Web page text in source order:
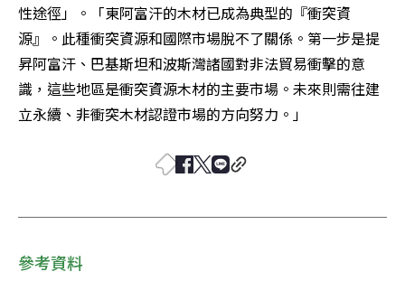
性途徑」。「東阿富汗的木材已成為典型的『衝突資
源』。此種衝突資源和國際市場脫不了關係。第一步是提
昇阿富汗、巴基斯坦和波斯灣諸國對非法貿易衝擊的意
識，這些地區是衝突資源木材的主要市場。未來則需往建
立永續、非衝突木材認證市場的方向努力。」
參考資料